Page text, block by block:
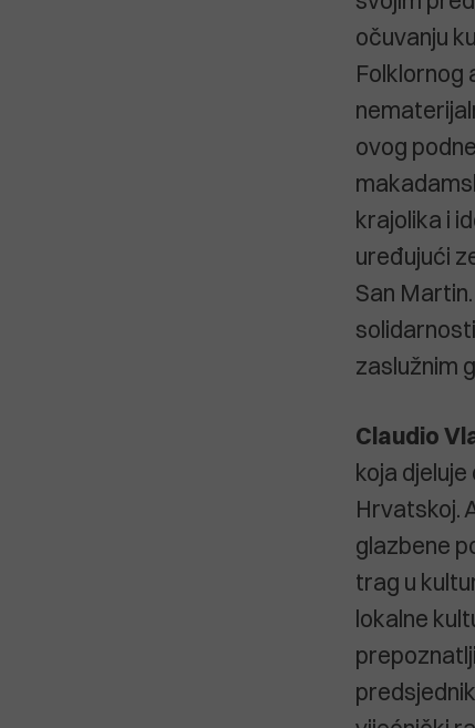
očuvanju
Folklornog
ovog
krajolika i
uređujući
San
zaslužnim
Claudio
koja
Hrvatskoj.
glazbene
trag u
lokalne